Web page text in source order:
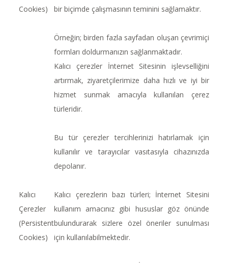
Cookies)
bir biçimde çalışmasının teminini sağlamaktır.
Örneğin; birden fazla sayfadan oluşan çevrimiçi
formları doldurmanızın sağlanmaktadır.
Kalıcı
Çerezler
(Persistent
Cookies)
Kalıcı çerezler İnternet Sitesinin işlevselliğini
artırmak, ziyaretçilerimize daha hızlı ve iyi bir
hizmet sunmak amacıyla kullanılan çerez
türleridir.
Bu tür çerezler tercihlerinizi hatırlamak için
kullanılır ve tarayıcılar vasıtasıyla cihazınızda
depolanır.
Kalıcı çerezlerin bazı türleri; İnternet Sitesini
kullanım amacınız gibi hususlar göz önünde
bulundurarak sizlere özel öneriler sunulması
için kullanılabilmektedir.